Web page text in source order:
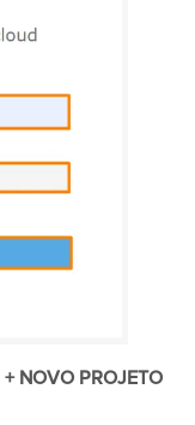
+ NOVO PROJETO